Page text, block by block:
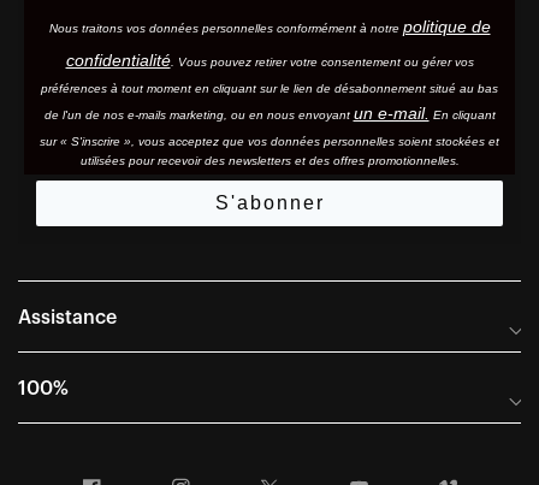
Nous traitons vos données personnelles conformément à notre politique de
confidentialité. Vous pouvez retirer votre consentement ou gérer vos
préférences à tout moment en cliquant sur le lien de désabonnement situé au bas
de l'un de nos e-mails marketing, ou en nous envoyant un e-mail. En cliquant
sur « S'inscrire », vous acceptez que vos données personnelles soient stockées et
utilisées pour recevoir des newsletters et des offres promotionnelles.
S'abonner
Assistance
Foire aux questions
100%
Facebook Instagram YouTube